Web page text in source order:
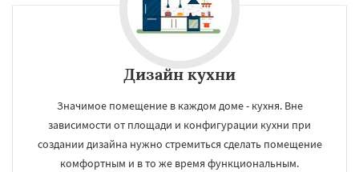
регионам
Новокубанск
Новороссийск Приморско-Ахтарск
Славянск-на-Кубани Сочи Темрюк
Тимашёвск Тихорецк
Туапсе
Дизайн кухни
Значимое помещение в каждом доме - кухня. Вне
зависимости от площади и конфигурации кухни при
создании дизайна нужно стремиться сделать помещение
комфортным и в то же время функциональным.